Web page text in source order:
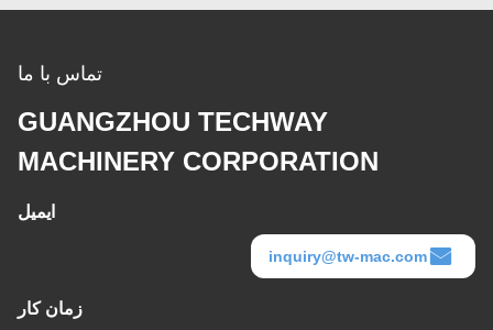
تماس با ما
GUANGZHOU TECHWAY
MACHINERY CORPORATION
ایمیل
inquiry@tw-mac.com
زمان کار